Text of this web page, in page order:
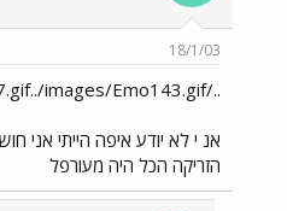
18/1/03
../images/Emo7.gif../images/Emo143.gif
אנ י לא יודע איפה הייתי אני
הזריקה הכל היה מעורפל